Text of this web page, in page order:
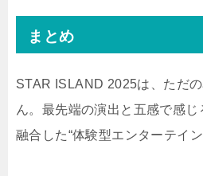
まとめ
STAR ISLAND 2025は、ただ
ん。最先端の演出と五感で感
融合した“体験型エンターテイン